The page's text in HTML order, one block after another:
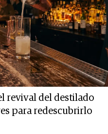
revival del destilado
para redescubrirlo